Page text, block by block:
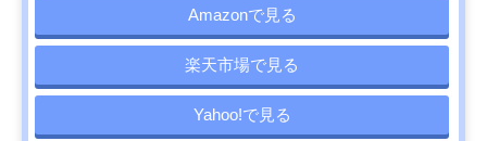
Amazonで見る
楽天市場で見る
Yahoo!で見る